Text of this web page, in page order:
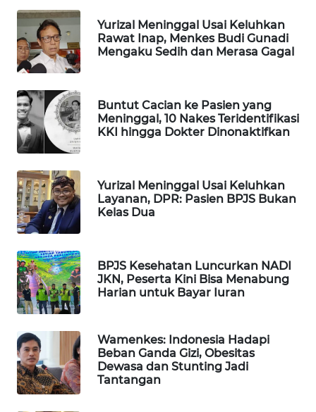
Yurizal Meninggal Usai Keluhkan
Rawat Inap, Menkes Budi Gunadi
Mengaku Sedih dan Merasa Gagal
Buntut Cacian ke Pasien yang
Meninggal, 10 Nakes Teridentifikasi
KKI hingga Dokter Dinonaktifkan
Yurizal Meninggal Usai Keluhkan
Layanan, DPR: Pasien BPJS Bukan
Kelas Dua
BPJS Kesehatan Luncurkan NADI
JKN, Peserta Kini Bisa Menabung
Harian untuk Bayar Iuran
Wamenkes: Indonesia Hadapi
Beban Ganda Gizi, Obesitas
Dewasa dan Stunting Jadi
Tantangan
WAHANA
HEALTH
WAHANA
DESA
WISATA
WAHANA
Wahana
Network
KONSUMEN
LISTRIK
MASYARAKAT
KELISTRIKAN
WALINKI
ID